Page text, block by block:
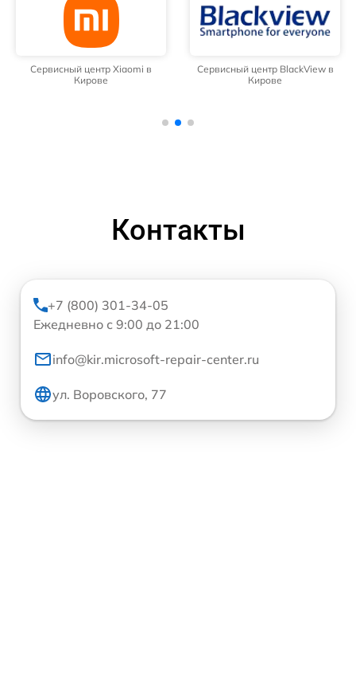
Сервисный центр Xiaomi в
Кирове
Сервисный центр BlackView в
Кирове
Контакты
+7 (800) 301-34-05
Ежедневно с 9:00 до 21:00
info@kir.microsoft-repair-center.ru
ул. Воровского, 77